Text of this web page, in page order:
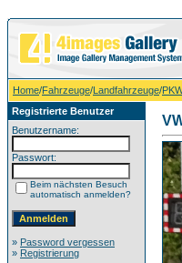
Home/Fahrzeuge/Landfahrzeuge/
Registrierte Benutzer
Benutzername:
Passwort:
Beim nächsten Besuch
automatisch anmelden?
» Password vergessen
» Registrierung